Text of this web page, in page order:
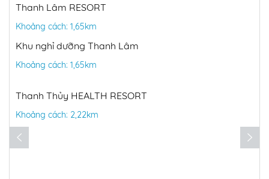
Thanh Lâm RESORT
Khoảng cách: 1,65km
Khu nghỉ dưỡng Thanh Lâm
Khoảng cách: 1,65km
Thanh Thủy HEALTH RESORT
Khoảng cách: 2,22km